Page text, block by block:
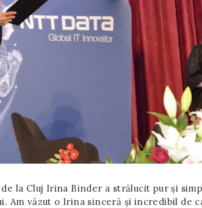
la Cluj Irina Binder a strălucit pur și
Am văzut o Irina sinceră și incredibil de